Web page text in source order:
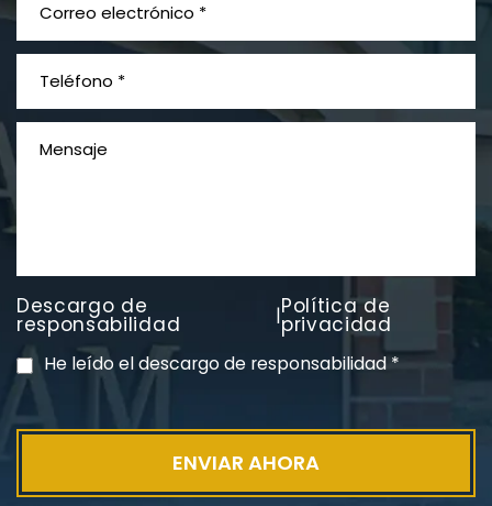
¿Qué es el mesotelioma?
PVC Cloruro de polivinilo
Exposición
Descargo de
responsabilidad |Política de
privacidad
He leído el descargo de responsabilidad*